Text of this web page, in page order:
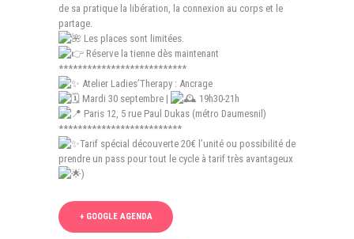
de sa pratique la libération, la connexion au corps et le
partage.
Les places sont limitées.
Réserve la tienne dès maintenant
***************************
Atelier Ladies’Therapy : Ancrage
Mardi 30 septembre |
19h30-21h
Paris 12, 5 rue Paul Dukas (métro Daumesnil)
**************************
Tarif spécial découverte 20€ l’unité ou possibilité de
prendre un pass pour tout le cycle à tarif très avantageux
)
+ GOOGLE AGENDA